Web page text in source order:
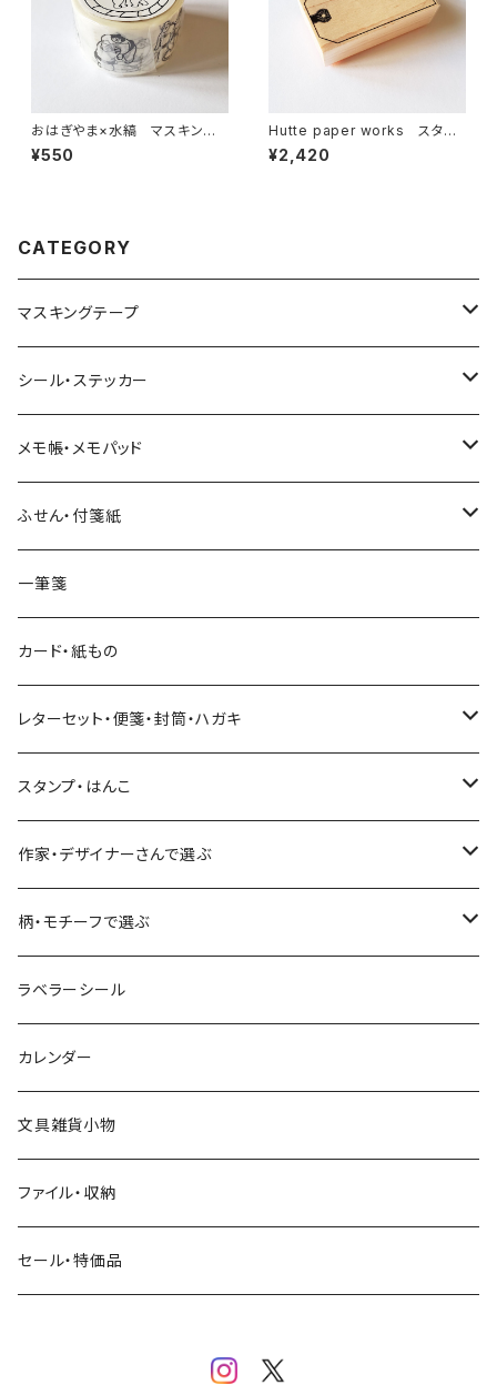
おはぎやま×水縞 マスキング
テープ 決まり手 お相撲さん
¥550
Hutte paper works スタン
プ タグフレーム STP-222
¥2,420
CATEGORY
マスキングテープ
ヨハク
和紙
透明クリア
Hutte paper works （プロペラスタジオ）
ネクタイ
透明クリアテープ
柄・モチーフで選ぶ（マステ）
いちご・ストロベリー
フルーツ・野菜
ミモザ
お花・フラワー・グリーン・植物
マインドウェイブ
水縞
大枝活版室
星燈社
ミナペルホネン
BGM
eric
SAIEN
田村美紀
パピアプラッツ（作家もの）
シール・ステッカー
フレークシール
パピアプラッツ（作家もの）
ヨハク
ステッカーシール
マインドウェイブ
田村美紀
立体シール
メモ帳・メモパッド
ヨハク
HUTTE PAPER WORKS
表現社（作家もの）
星燈社
古川紙工
大枝活版室
ふせん・付箋紙
ヨハク
HUTTE PAPER WORKS
古川紙工
表現社（作家もの）
ロール付箋
一筆箋
カード・紙もの
レターセット・便箋・封筒・ハガキ
古川紙工
表現社（作家もの）
スタンプ・はんこ
Hutte paper works
ヨハク
作家・デザイナーさんで選ぶ
ネクタイ
Hutte paper works
ヨハク
eric
浅野みどり
西淑
柄・モチーフで選ぶ
フルーツ
食べ物・フード・スイーツ
パン・ブレッド
カフェ
コーヒー・飲み物・クリームソーダ
ラベラーシール
カレンダー
文具雑貨小物
ファイル・収納
セール・特価品